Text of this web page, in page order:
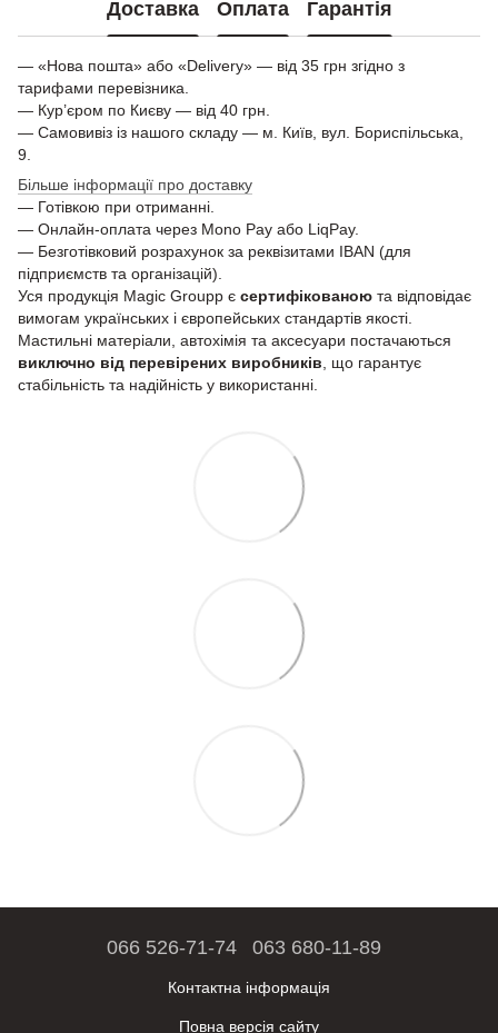
Доставка Оплата Гарантія
— «Нова пошта» або «Delivery» — від 35 грн згідно з
тарифами перевізника.
— Кур’єром по Києву — від 40 грн.
— Самовивіз із нашого складу — м. Київ, вул. Бориспільська,
9.
Більше інформації про доставку
— Готівкою при отриманні.
— Онлайн-оплата через Mono Pay або LiqPay.
— Безготівковий розрахунок за реквізитами IBAN (для
підприємств та організацій).
Уся продукція Magic Groupp є сертифікованою та відповідає
вимогам українських і європейських стандартів якості.
Мастильні матеріали, автохімія та аксесуари постачаються
виключно від перевірених виробників , що гарантує
стабільність та надійність у використанні.
066 526-71-74 063 680-11-89
Контактна інформація
Повна версія сайту